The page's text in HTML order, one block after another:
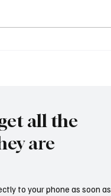
all the
are
to your phone as soon as